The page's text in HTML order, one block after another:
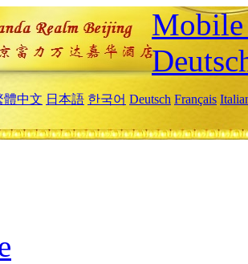
體中文 日本語 한국어 Deutsch Français